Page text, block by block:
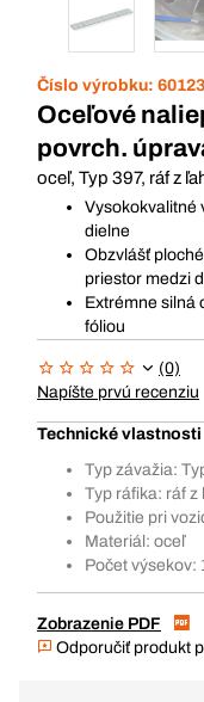
Číslo výrobku: 60123
Oceľové
povrch.
oceľ, Typ 397, ráf z
Vysokokvalitné
dielne
Obzvlášť
priestor medzi
Extrémne silná
fóliou
(0)
Napíšte prvú recenziu
Technické vlastnosti
Typ závažia:
Typ ráfika: ráf z
Použitie pri
Materiál: oceľ
Počet výsekov:
Zobrazenie PDF
Odporučiť produkt